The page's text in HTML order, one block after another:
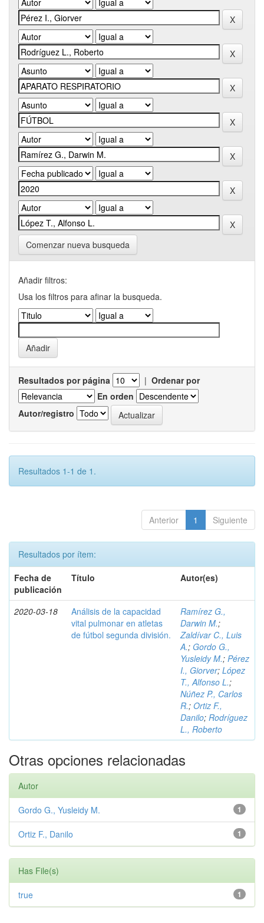
Comenzar nueva busqueda
Añadir filtros:
Usa los filtros para afinar la busqueda.
Resultados por página | Ordenar por
En orden
Autor/registro
Resultados 1-1 de 1.
Anterior 1 Siguiente
Resultados por ítem:
Fecha de
publicación
Título Autor(es)
2020-03-18
Análisis de la capacidad
vital pulmonar en atletas
de fútbol segunda división.
Ramírez G.,
Darwin M.;
Zaldívar C., Luis
A.; Gordo G.,
Yusleidy M.; Pérez
I., Giorver; López
T., Alfonso L.;
Núñez P., Carlos
R.; Ortiz F.,
Danilo; Rodríguez
L., Roberto
Otras opciones relacionadas
Autor
1
Gordo G., Yusleidy M.
1
Ortiz F., Danilo
Has File(s)
1
true